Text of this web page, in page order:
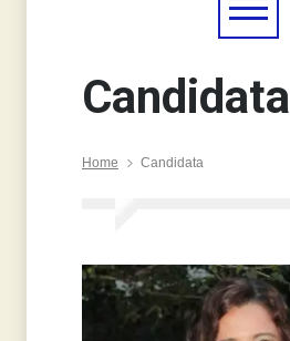
Candidata
Home Candidata